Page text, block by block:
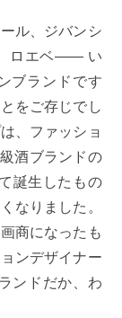
ル、ジバンシ
ロエベ―― い
ブランドです
をご存じでし
、ファッショ
酒ブランドの
誕生したもの
なりました。
商になったも
ンデザイナー
ンドだか、わ